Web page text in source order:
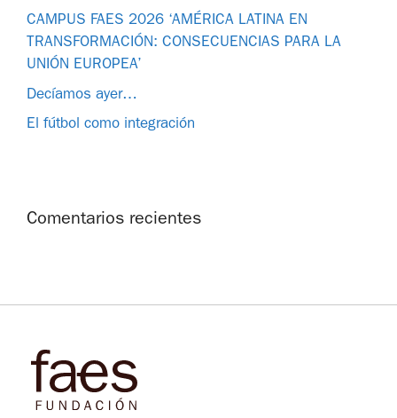
CAMPUS FAES 2026 ‘AMÉRICA LATINA EN
TRANSFORMACIÓN: CONSECUENCIAS PARA LA
UNIÓN EUROPEA’
Decíamos ayer…
El fútbol como integración
Comentarios recientes